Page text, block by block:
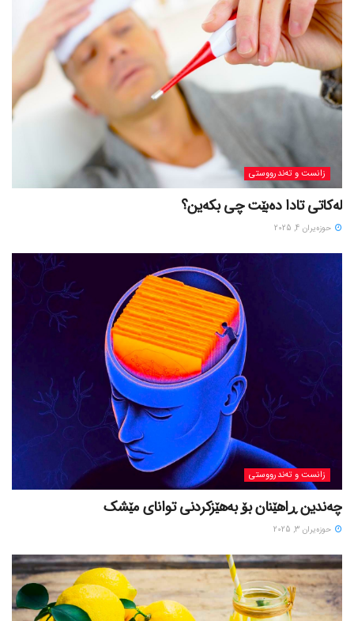
زانست و تەندرووستی
لەکاتی تادا دەبێت چی بکەین؟
حوزه‌یران 4, 2025
زانست و تەندرووستی
چەندین ڕاهێنان بۆ بەهێزکردنی توانای مێشک
حوزه‌یران 3, 2025